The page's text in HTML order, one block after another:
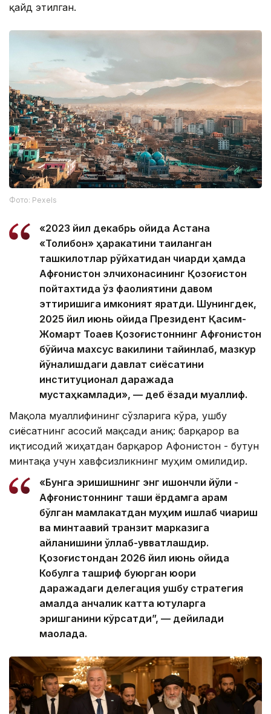
қайд этилган.
Фото: Pexels
«2023 йил декабрь ойида Астана
«Толибон» ҳаракатини тақиқланган
ташкилотлар рўйхатидан чиқарди ҳамда
Афғонистон элчихонасининг Қозоғистон
пойтахтида ўз фаолиятини давом
эттиришига имконият яратди. Шунингдек,
2025 йил июнь ойида Президент Қасим-
Жомарт Тоқаев Қозоғистоннинг Афғонистон
бўйича махсус вакилини тайинлаб, мазкур
йўналишдаги давлат сиёсатини
институционал даражада
мустаҳкамлади», — деб ёзади муаллиф.
Мақола муаллифининг сўзларига кўра, ушбу
сиёсатнинг асосий мақсади аниқ: барқарор ва
иқтисодий жиҳатдан барқарор Афғонистон - бутун
минтақа учун хавфсизликнинг муҳим омилидир.
«Бунга эришишнинг энг ишончли йўли -
Афғонистоннинг ташқи ёрдамга қарам
бўлган мамлакатдан муҳим ишлаб чиқариш
ва минтақавий транзит марказига
айланишини қўллаб-қувватлашдир.
Қозоғистондан 2026 йил июнь ойида
Кобулга ташриф буюрган юқори
даражадаги делегация ушбу стратегия
амалда қанчалик катта ютуқларга
эришганини кўрсатди”, — дейилади
мақолада.